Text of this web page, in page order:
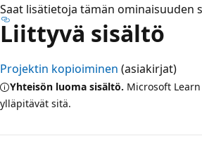
Saat lisätietoja tämän ominaisuuden
Liittyvä sisältö
Projektin kopioiminen (asiakirjat)
Yhteisön luoma sisältö. Microsoft
ylläpitävät sitä.